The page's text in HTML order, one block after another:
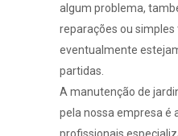
algum problema,
reparações ou simples
eventualmente
partidas.
A manutenção de
pela nossa empresa é
profissionais